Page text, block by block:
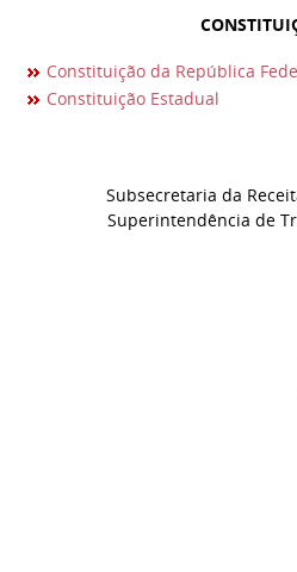
Constituição da República
Constituição Estadual
Subsecretaria da
Superintendência de